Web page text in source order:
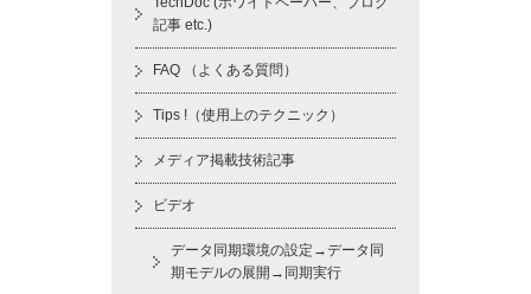
記事 etc.)
FAQ （よくある質問）
Tips !（使用上のテクニック）
メディア掲載技術記事
ビデオ
データ同期環境の設定→データ同
期モデルの展開→同期実行